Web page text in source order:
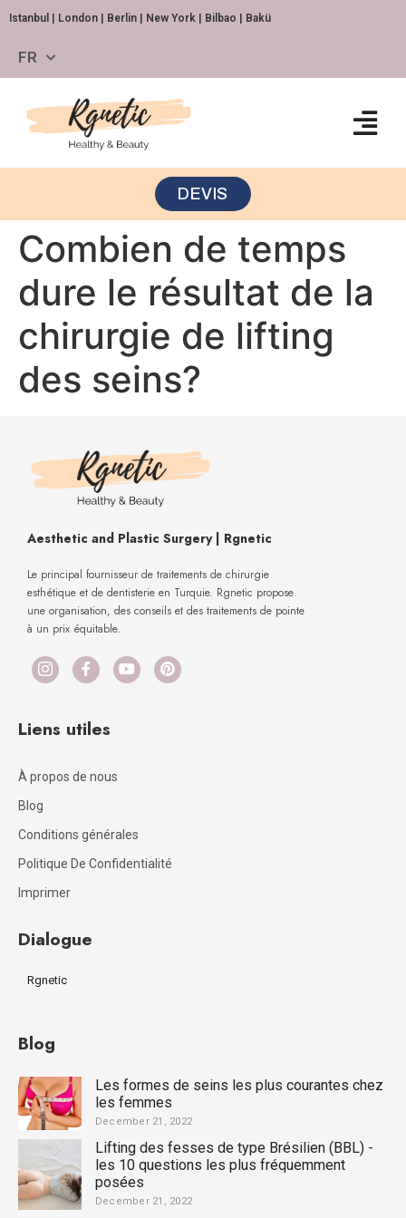
Istanbul | London | Berlin | New York | Bilbao | Bakü
FR
DEVIS
Combien de temps
dure le résultat de la
chirurgie de lifting
des seins?
Aesthetic and Plastic Surgery | Rgnetic
Le principal fournisseur de traitements de chirurgie
esthétique et de dentisterie en Turquie. Rgnetic propose
une organisation, des conseils et des traitements de pointe
à un prix équitable.
Liens utiles
À propos de nous
Blog
Conditions générales
Politique De Confidentialité
Imprimer
Dialogue
Rgnetic
Blog
Les formes de seins les plus courantes chez
les femmes
December 21, 2022
Lifting des fesses de type Brésilien (BBL) -
les 10 questions les plus fréquemment
posées
December 21, 2022